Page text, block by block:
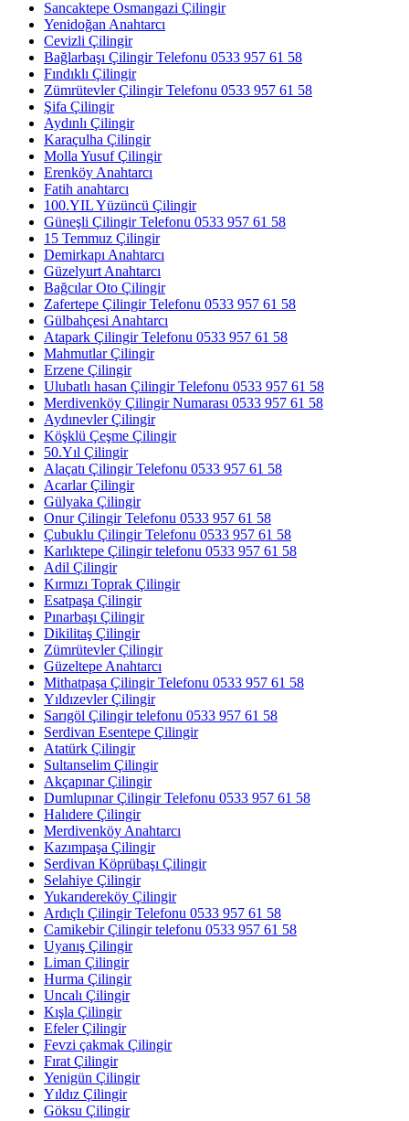
Sancaktepe Osmangazi Çilingir
Yenidoğan Anahtarcı
Cevizli Çilingir
Bağlarbaşı Çilingir Telefonu 0533 957 61 58
Fındıklı Çilingir
Zümrütevler Çilingir Telefonu 0533 957 61 58
Şifa Çilingir
Aydınlı Çilingir
Karaçulha Çilingir
Molla Yusuf Çilingir
Erenköy Anahtarcı
Fatih anahtarcı
100.YIL Yüzüncü Çilingir
Güneşli Çilingir Telefonu 0533 957 61 58
15 Temmuz Çilingir
Demirkapı Anahtarcı
Güzelyurt Anahtarcı
Bağcılar Oto Çilingir
Zafertepe Çilingir Telefonu 0533 957 61 58
Gülbahçesi Anahtarcı
Atapark Çilingir Telefonu 0533 957 61 58
Mahmutlar Çilingir
Erzene Çilingir
Ulubatlı hasan Çilingir Telefonu 0533 957 61 58
Merdivenköy Çilingir Numarası 0533 957 61 58
Aydınevler Çilingir
Köşklü Çeşme Çilingir
50.Yıl Çilingir
Alaçatı Çilingir Telefonu 0533 957 61 58
Acarlar Çilingir
Gülyaka Çilingir
Onur Çilingir Telefonu 0533 957 61 58
Çubuklu Çilingir Telefonu 0533 957 61 58
Karlıktepe Çilingir telefonu 0533 957 61 58
Adil Çilingir
Kırmızı Toprak Çilingir
Esatpaşa Çilingir
Pınarbaşı Çilingir
Dikilitaş Çilingir
Zümrütevler Çilingir
Güzeltepe Anahtarcı
Mithatpaşa Çilingir Telefonu 0533 957 61 58
Yıldızevler Çilingir
Sarıgöl Çilingir telefonu 0533 957 61 58
Serdivan Esentepe Çilingir
Atatürk Çilingir
Sultanselim Çilingir
Akçapınar Çilingir
Dumlupınar Çilingir Telefonu 0533 957 61 58
Halıdere Çilingir
Merdivenköy Anahtarcı
Kazımpaşa Çilingir
Serdivan Köprübaşı Çilingir
Selahiye Çilingir
Yukarıdereköy Çilingir
Ardıçlı Çilingir Telefonu 0533 957 61 58
Camikebir Çilingir telefonu 0533 957 61 58
Uyanış Çilingir
Liman Çilingir
Hurma Çilingir
Uncalı Çilingir
Kışla Çilingir
Efeler Çilingir
Fevzi çakmak Çilingir
Fırat Çilingir
Yenigün Çilingir
Yıldız Çilingir
Göksu Çilingir